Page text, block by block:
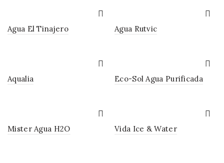
Agua El Tinajero Agua Rutvic
Aqualia Eco-Sol Agua Purificada
Mister Agua H2O Vida Ice & Water